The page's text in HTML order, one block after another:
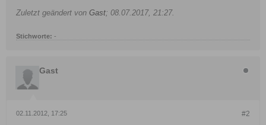
Zuletzt geändert von Gast; 08.07.2017, 21:27.
Stichworte: -
Gast
#2
02.11.2012, 17:25